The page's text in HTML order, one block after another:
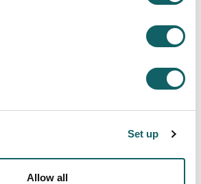
Set up
Allow all
y Transferencia
Tecnológico
CURSO 2025-2026